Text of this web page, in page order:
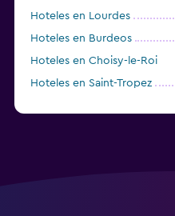
Hoteles en Lourdes
Hoteles en Burdeos
Hoteles en Choisy-le-Roi
Hoteles en Saint-Tropez